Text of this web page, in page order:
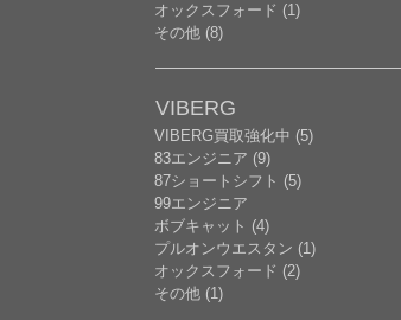
オックスフォード (1)
その他 (8)
VIBERG
VIBERG買取強化中 (5)
83エンジニア (9)
87ショートシフト (5)
99エンジニア
ボブキャット (4)
プルオンウエスタン (1)
オックスフォード (2)
その他 (1)